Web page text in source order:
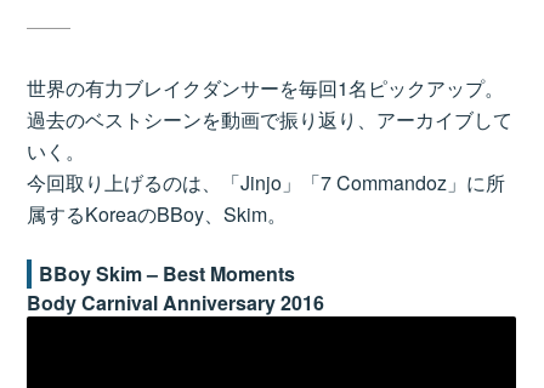
世界の有力ブレイクダンサーを毎回1名ピックアップ。
過去のベストシーンを動画で振り返り、アーカイブして
いく。
今回取り上げるのは、「Jinjo」「7 Commandoz」に所
属するKoreaのBBoy、Skim。
BBoy Skim – Best Moments
Body Carnival Anniversary 2016